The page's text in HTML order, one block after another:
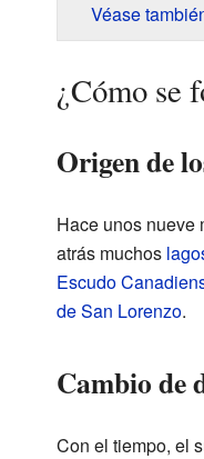
Véase
¿Cómo se
Origen de
Hace unos nueve
atrás muchos
Escudo
de San Lorenzo.
Cambio de
Con el tiempo, el